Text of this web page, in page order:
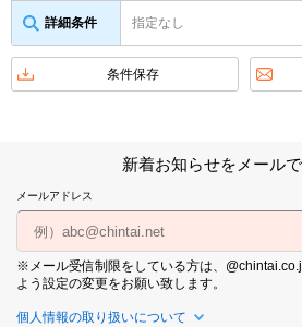
詳細条件 指定なし
条件保存
新着お知らせをメール
メールアドレス
※メール受信制限をしている方は、
よう設定の変更をお願い致します。
個人情報の取り扱いについて